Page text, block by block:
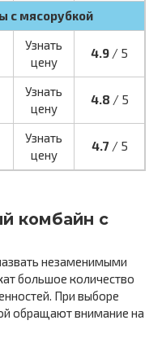
с мясорубкой
Узнать
цену
4.9 / 5
Узнать
цену
4.8 / 5
Узнать
цену
4.7 / 5
комбайн с
незаменимыми
большое количество
При выборе
обращают внимание на